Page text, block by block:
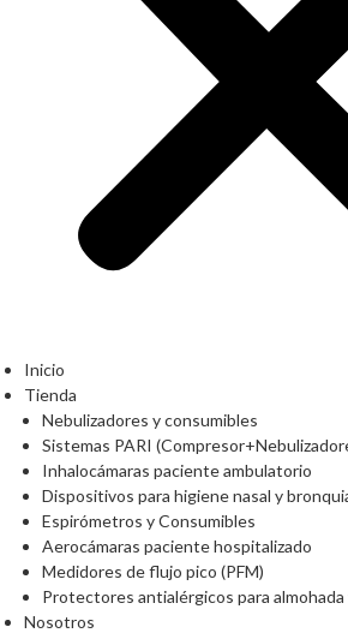
Inicio
Tienda
Nebulizadores y consumibles
Sistemas PARI
Inhalocámaras paciente ambulatorio
Dispositivos para higiene nasal y
Espirómetros y Consumibles
Aerocámaras paciente hospitalizado
Medidores de flujo pico (PFM)
Protectores antialérgicos para almohada
Nosotros